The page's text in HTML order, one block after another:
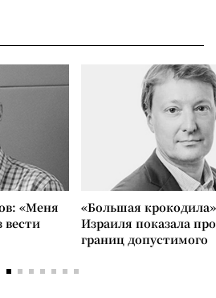
«Меня
вести
«Большая
Израиля показала
границ допустимого